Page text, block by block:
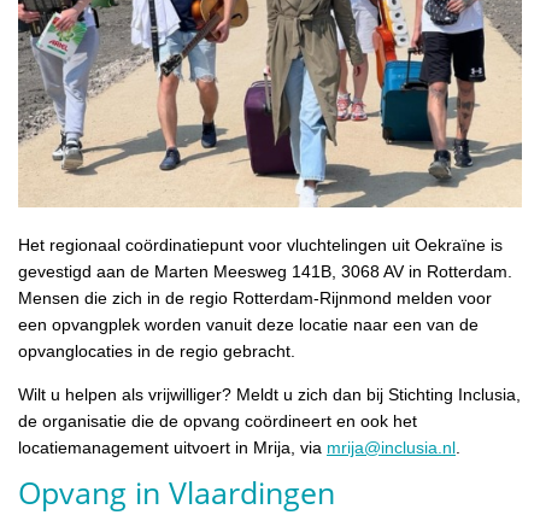
Het regionaal coördinatiepunt voor vluchtelingen uit Oekraïne is
gevestigd aan de Marten Meesweg 141B, 3068 AV in Rotterdam.
Mensen die zich in de regio Rotterdam-Rijnmond melden voor
een opvangplek worden vanuit deze locatie naar een van de
opvanglocaties in de regio gebracht.
Wilt u helpen als vrijwilliger? Meldt u zich dan bij Stichting Inclusia,
de organisatie die de opvang coördineert en ook het
locatiemanagement uitvoert in Mrija, via mrija@inclusia.nl
Opvang in Vlaardingen